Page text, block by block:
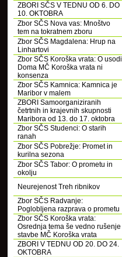
ZBORI SČS V TEDNU OD 6. DO
10. OKTOBRA
Zbor SČS Nova vas: Mnoštvo
tem na tokratnem zboru
Zbor SČS Magdalena: Hrup na
Linhartovi
Zbor SČS Koroška vrata: O usodi
Doma MČ Koroška vrata ni
konsenza
Zbor SČS Kamnica: Kamnica je
Maribor v malem
ZBORI Samoorganiziranih
četrtnih in krajevnih skupnosti
Maribora od 13. do 17. oktobra
Zbor SČS Studenci: O starih
ranah
Zbor SČS Pobrežje: Promet in
kurilna sezona
Zbor SČS Tabor: O prometu in
okolju
Neurejenost Treh ribnikov
Zbor SČS Radvanje:
Poglobljena razprava o prometu
Zbor SČS Koroška vrata:
Osrednja tema še vedno rušenje
stavbe MČ Koroška vrata
ZBORI V TEDNU OD 20. DO 24.
OKTOBRA